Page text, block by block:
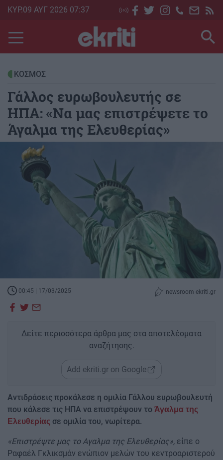
Skip
main
content
ΚΥΡ.09 ΑΥΓ 2026 07:37
ΚΟΣΜΟΣ
Γάλλος ευρωβουλευτής σε
ΗΠΑ: «Να μας επιστρέψετε το
Άγαλμα της Ελευθερίας»
00:45 | 17/03/2025 newsroom ekriti.gr
Δείτε περισσότερα άρθρα μας στα αποτελέσματα
αναζήτησης.
Add ekriti.gr on Google
Αντιδράσεις προκάλεσε η ομιλία Γάλλου ευρωβουλευτή
που κάλεσε τις ΗΠΑ να επιστρέψουν το Άγαλμα της
Ελευθερίας σε ομιλία του, νωρίτερα.
«Επιστρέψτε μας το Αγαλμα της Ελευθερίας», είπε ο
Ραφαέλ Γκλικσμάν ενώπιον μελών του κεντροαριστερού